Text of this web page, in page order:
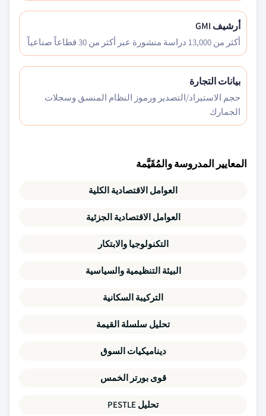
أرشيف GMI
أكثر من 13,000 دراسة منشورة عبر أكثر من 30 قطاعاً صناعياً
بيانات التجارة
حجم الاستيراد/التصدير ورموز النظام المنسق وسجلات
الجمارك
المعايير المدروسة والمُقَيَّمة
العوامل الاقتصادية الكلية
العوامل الاقتصادية الجزئية
التكنولوجيا والابتكار
البيئة التنظيمية والسياسية
التركيبة السكانية
تحليل سلسلة القيمة
ديناميكيات السوق
قوى بورتر الخمس
تحليل PESTLE